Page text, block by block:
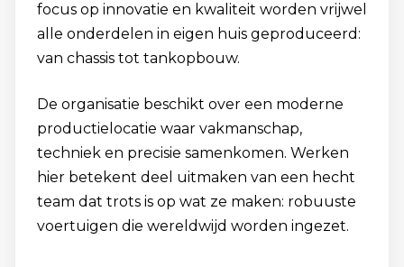
focus op innovatie en kwaliteit worden vrijwel
alle onderdelen in eigen huis geproduceerd:
van chassis tot tankopbouw.
De organisatie beschikt over een moderne
productielocatie waar vakmanschap,
techniek en precisie samenkomen. Werken
hier betekent deel uitmaken van een hecht
team dat trots is op wat ze maken: robuuste
voertuigen die wereldwijd worden ingezet.